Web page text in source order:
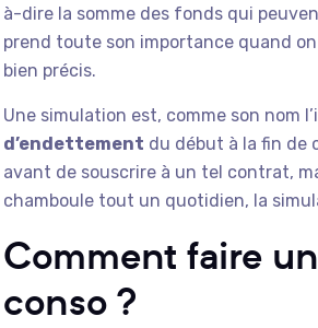
à-dire la somme des fonds qui
prend toute son importance quand
bien précis.
Une simulation est, comme son nom
d’endettement du début à la fin de
avant de souscrire à un tel contrat,
chamboule tout un quotidien, la
Comment faire
conso ?